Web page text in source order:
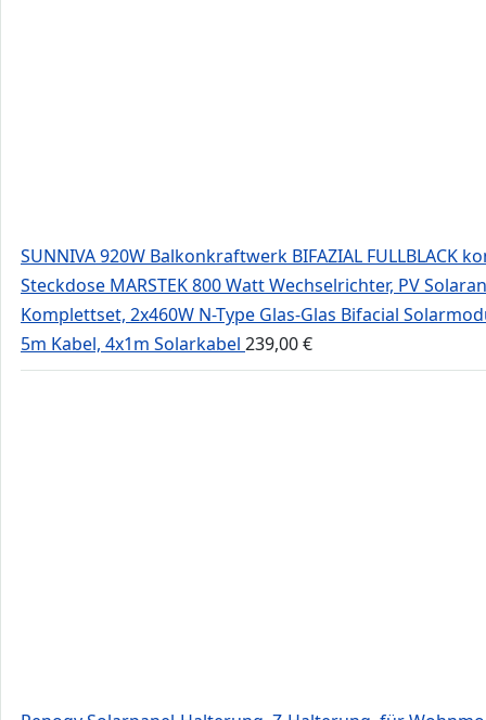
SUNNIVA 920W Balkonkraftwerk BIFAZIAL FULLBLACK
Steckdose MARSTEK 800 Watt Wechselrichter, PV
Komplettset, 2x460W N-Type Glas-Glas Bifacial
5m Kabel, 4x1m Solarkabel 239,00€